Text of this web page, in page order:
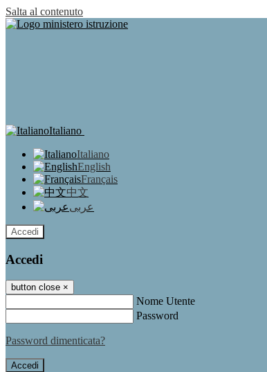
Salta al contenuto
Italiano
Italiano
English
Français
中文
عربى
Accedi
Accedi
button close ×
Nome Utente
Password
Password dimenticata?